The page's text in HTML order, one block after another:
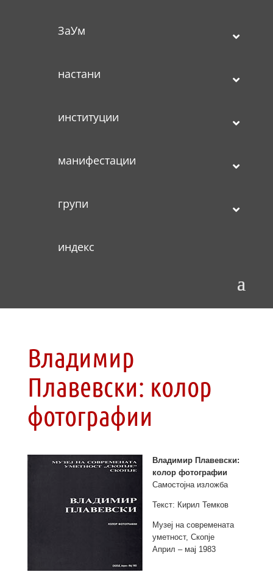
ЗаУм
настани
институции
манифестации
групи
индекс
Владимир
Плавевски: колор
фотографии
Владимир Плавевски:
колор фотографии
Самостојна изложба
Текст: Кирил Темков
Музеј на современата
уметност, Скопје
Април – мај 1983